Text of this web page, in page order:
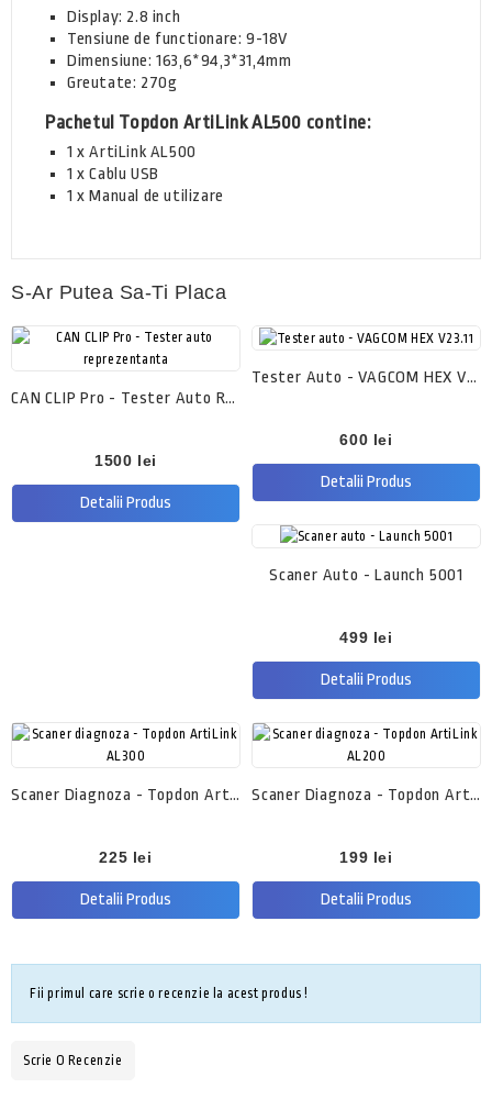
Display: 2.8 inch
Tensiune de functionare: 9-18V
Dimensiune: 163,6*94,3*31,4mm
Greutate: 270g
Pachetul Topdon ArtiLink AL500 contine:
1 x ArtiLink AL500
1 x Cablu USB
1 x Manual de utilizare
S-Ar Putea Sa-Ti Placa
CAN CLIP Pro - Tester Auto Reprezentanta
Pret
1500 lei
Detalii Produs
Tester Auto - VAGCOM HEX V23.11
Pret
600 lei
Detalii Produs
Scaner Auto - Launch 5001
Pret
499 lei
Detalii Produs
Scaner Diagnoza - Topdon ArtiLink AL300
Pret
225 lei
Detalii Produs
Scaner Diagnoza - Topdon ArtiLink AL200
Pret
199 lei
Detalii Produs
Fii primul care scrie o recenzie la acest produs !
Scrie O Recenzie
Produse
Populare